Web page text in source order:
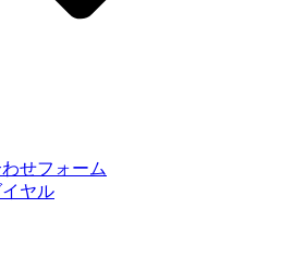
せフォーム
ヤル